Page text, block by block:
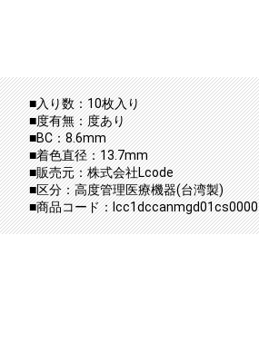
■入り数：10枚入り
■度有無：度あり
■BC：8.6mm
■着色直径：13.7mm
■販売元：株式会社Lcode
■区分：高度管理医療機器(台湾製)
■商品コード：lcc1dccanmgd01cs0000